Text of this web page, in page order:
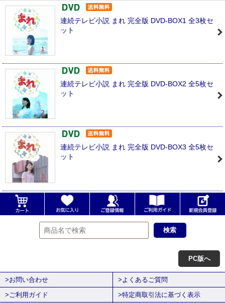
連続テレビ小説 まれ 完全版 DVD-BOX1 全3枚セ
ット
連続テレビ小説 まれ 完全版 DVD-BOX2 全5枚セ
ット
連続テレビ小説 まれ 完全版 DVD-BOX3 全5枚セ
ット
PC版へ
>お問い合わせ
>よくあるご質問
>ご利用ガイド
>特定商取引法に基づく表示